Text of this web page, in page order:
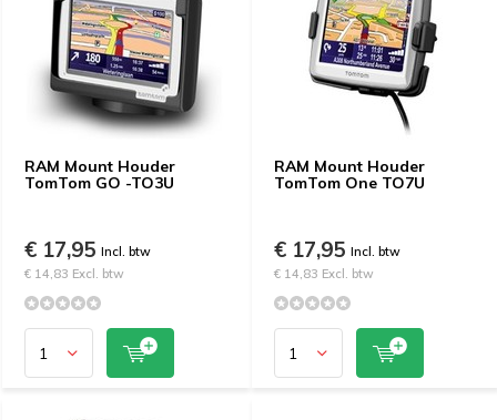
RAM Mount Houder
TomTom GO -TO3U
€ 17,95 Incl. btw
€ 14,83 Excl. btw
RAM Mount Houder
TomTom One TO7U
€ 17,95 Incl. btw
€ 14,83 Excl. btw